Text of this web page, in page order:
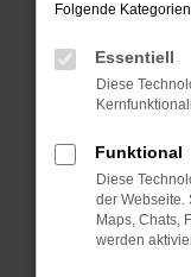
Manche
können
anderen
Fenster?
Starte
Das kann
Folgende
Essentiell
Diese
Funktional
Diese
der Webseite.
Maps, Chats,
werden